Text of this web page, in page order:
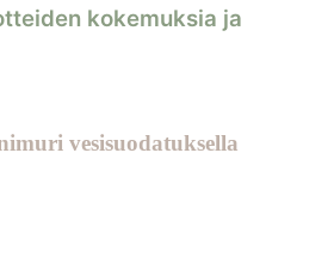
kokemuksia ja
vesisuodatuksella